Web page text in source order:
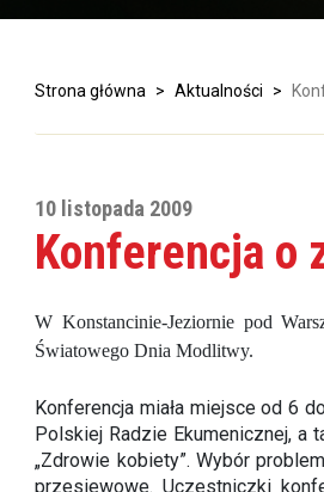
Strona główna > Aktualności >
10 listopada 2009
Konferencja o
W Konstancinie-Jeziornie pod
Światowego Dnia Modlitwy.
Konferencja miała miejsce od 6
Polskiej Radzie Ekumenicznej, a
„Zdrowie kobiety”. Wybór
przesiewowe. Uczestniczki